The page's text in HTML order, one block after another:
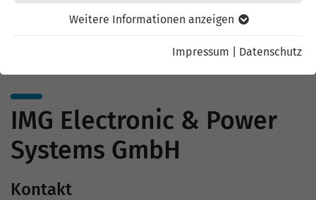
Weitere Informationen anzeigen
Impressum Datenschutz
IMG Electronic & Power
Systems GmbH
Kontakt